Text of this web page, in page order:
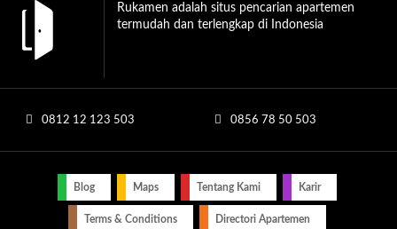
Rukamen adalah situs pencarian apartemen
termudah dan terlengkap di Indonesia
0812 12 123 503 0856 78 50 503
Blog Maps Tentang Kami Karir
Terms & Conditions Directori Apartemen